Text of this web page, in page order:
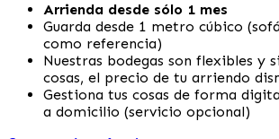
Arrienda desde sólo 1 mes
Guarda desde 1 metro cúbico
como referencia)
Nuestras bodegas son flexibles y
cosas, el precio de tu arriendo
Gestiona tus cosas de forma
a domicilio (servicio opcional)